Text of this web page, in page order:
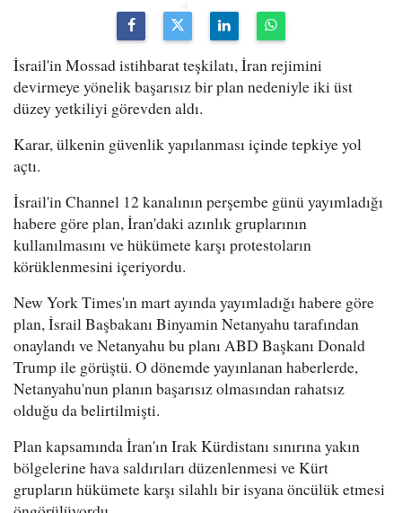
İsrail'in Mossad istihbarat teşkilatı, İran rejimini
devirmeye yönelik başarısız bir plan nedeniyle iki üst
düzey yetkiliyi görevden aldı.
Karar, ülkenin güvenlik yapılanması içinde tepkiye yol
açtı.
İsrail'in Channel 12 kanalının perşembe günü yayımladığı
habere göre plan, İran'daki azınlık gruplarının
kullanılmasını ve hükümete karşı protestoların
körüklenmesini içeriyordu.
New York Times'ın mart ayında yayımladığı habere göre
plan, İsrail Başbakanı Binyamin Netanyahu tarafından
onaylandı ve Netanyahu bu planı ABD Başkanı Donald
Trump ile görüştü. O dönemde yayınlanan haberlerde,
Netanyahu'nun planın başarısız olmasından rahatsız
olduğu da belirtilmişti.
Plan kapsamında İran'ın Irak Kürdistanı sınırına yakın
bölgelerine hava saldırıları düzenlenmesi ve Kürt
grupların hükümete karşı silahlı bir isyana öncülük etmesi